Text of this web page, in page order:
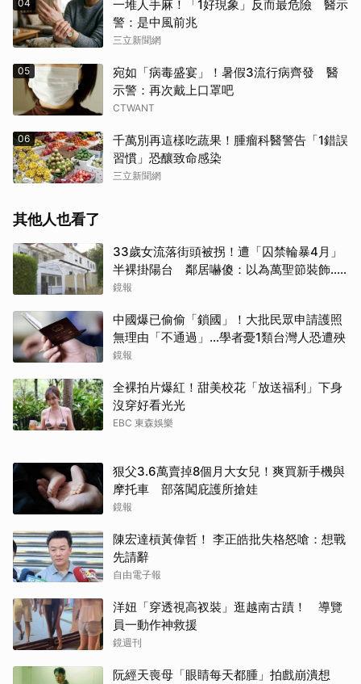
04
一堆人手麻！「1好現象」反而最危險 醫示
警：是中風前兆
三立新聞網
05
宛如「病毒盛宴」！暑假3流行病齊發 醫
示警：再次戴上口罩吧
CTWANT
06
千萬別再這樣吃蔬果！腫瘤科醫警告「1錯誤
習慣」恐釀致命感染
三立新聞網
其他人也看了
33歲女流落街頭被拐！遭「囚禁輪暴4月」
半裸掛陽台 鄰居嚇傻：以為萬聖節裝飾...
主謀竟與妻小同住
鏡報
中國爆已偷偷「鎖國」！大批民眾申請護照
無理由「不通過」...學者憂1類台灣人恐遭殃
鏡報
全裸拍片爆紅！甜美校花「放送福利」下身
沒穿好看光光
EBC 東森娛樂
狠父3.6萬賣掉8個月大女兒！爽買新手機與
摩托車 部落闖庇護所搶娃
鏡報
陳宏達槓黃偉哲！ 李正皓批失格怒嗆：想戰
先請辭
自由電子報
洋妞「穿透視高衩裝」逛越南古蹟！ 導覽
員一動作神救援
鏡週刊
阮經天喪母「眼睛每天都腫」拍戲崩潰想